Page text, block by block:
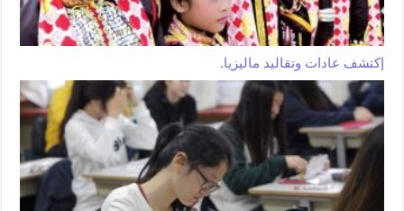
إكتشف عادات وتقاليد ماليزيا.